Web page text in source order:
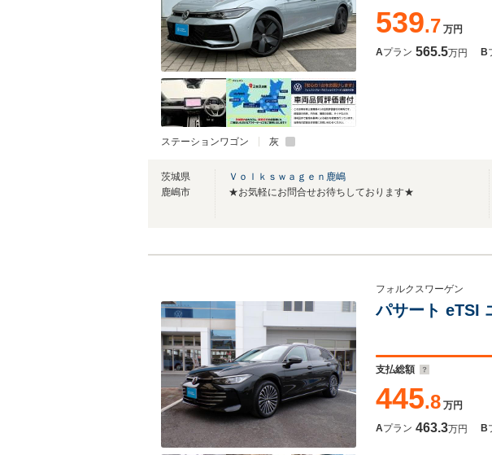
ステーションワゴン 灰
539.7 万円
Aプラン 565.5万円 B
茨城県
鹿嶋市
Ｖｏｌｋｓｗａｇｅｎ鹿嶋
★お気軽にお問合せお待ちしております★
フォルクスワーゲン
パサート eTSI
支払総額
445.8 万円
Aプラン 463.3万円 B